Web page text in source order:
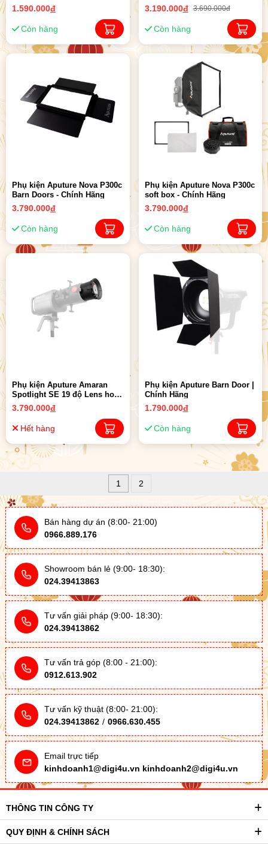
1.590.000đ
Còn hàng
3.190.000đ 3.690.000đ
Còn hàng
Phụ kiện Aputure Nova P300c
Barn Doors - Chính Hãng
3.790.000đ
Còn hàng
Phụ kiện Aputure Nova P300c
soft box - Chính Hãng
3.790.000đ
Còn hàng
Phụ kiện Aputure Amaran
Spotlight SE 19 độ Lens hoặc
36 độ ( New 05/2023 ) | Chính
Hãng
3.790.000đ
Hết hàng
Phụ kiện Aputure Barn Door |
Chính Hãng
1.790.000đ
Còn hàng
1 2
Bán hàng dự án (8:00- 21:00)
0966.889.176
Showroom bán lẻ (9:00- 18:30):
024.39413863
Tư vấn giải pháp (9:00- 18:30):
024.39413862
Tư vấn trả góp (8:00 - 21:00):
0912.613.902
Tư vấn kỹ thuật (8:00- 21:00):
024.39413862 / 0966.630.455
Email trực tiếp
kinhdoanh1@digi4u.vn kinhdoanh2@digi4u.vn
THÔNG TIN CÔNG TY
QUY ĐỊNH & CHÍNH SÁCH